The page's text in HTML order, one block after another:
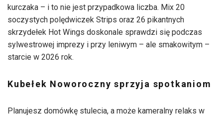
kurczaka – i to nie jest przypadkowa liczba. Mix 20
soczystych polędwiczek Strips oraz 26 pikantnych
skrzydełek Hot Wings doskonale sprawdzi się podczas
sylwestrowej imprezy i przy leniwym – ale smakowitym –
starcie w 2026 rok.
Kubełek Noworoczny sprzyja spotkaniom
Planujesz domówkę stulecia, a może kameralny relaks w